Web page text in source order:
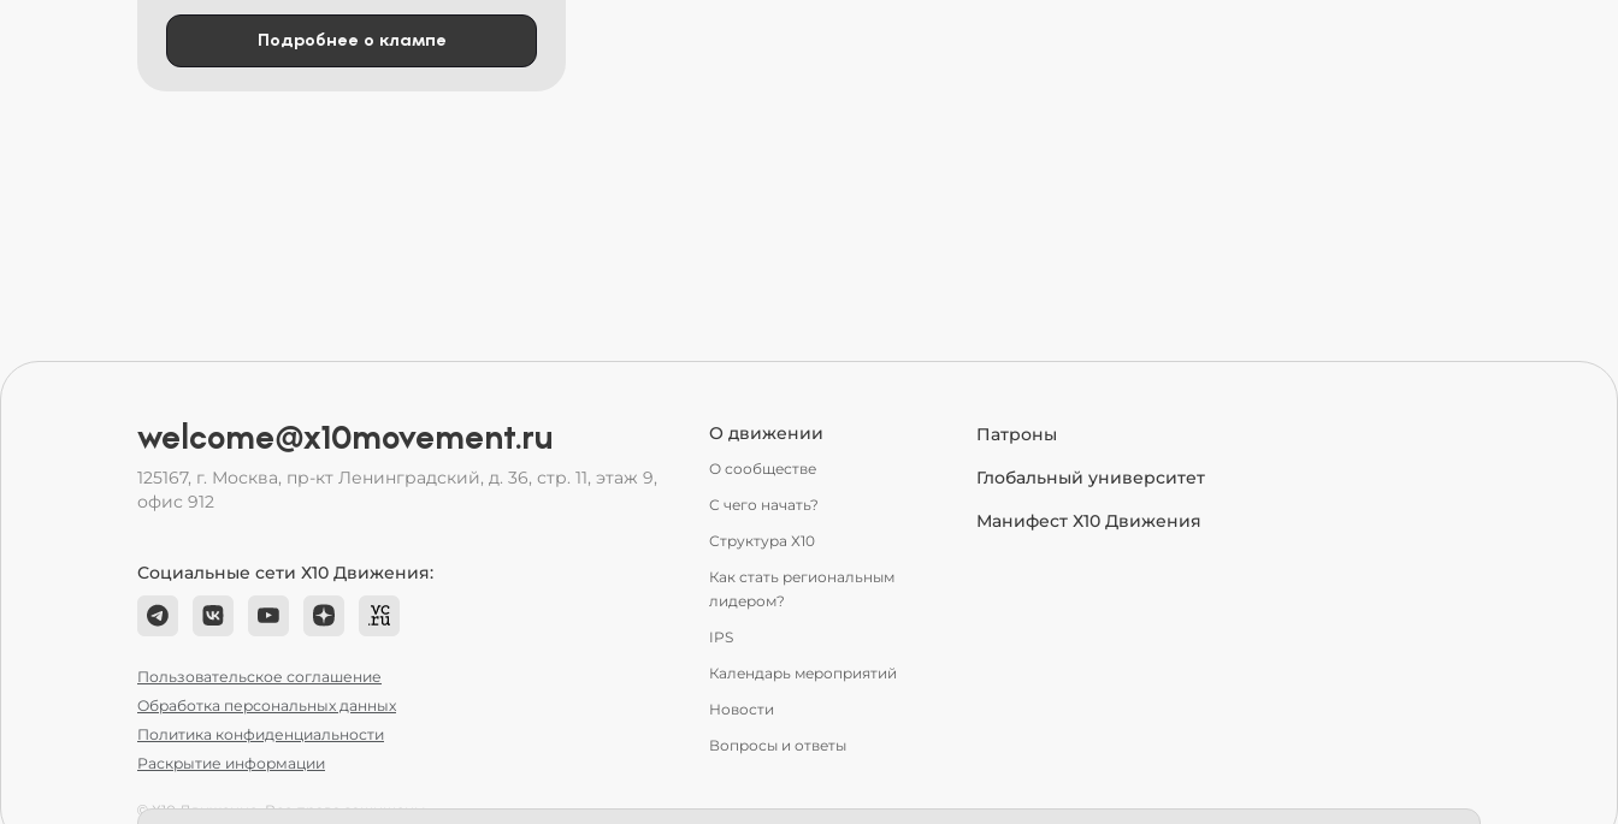
Подробнее о клампе
welcome@x10movement.ru
125167, г. Москва, пр-кт Ленинградский, д. 36, стр. 11, этаж 9,
офис 912
Социальные сети Х10 Движения:
Пользовательское соглашение
Обработка персональных данных
Политика конфиденциальности
Раскрытие информации
О движении
О сообществе
С чего начать?
Структура Х10
Как стать региональным
лидером?
IPS
Календарь мероприятий
Новости
Вопросы и ответы
Патроны
Глобальный университет
Манифест Х10 Движения
© Х10 Движение. Все права защищены.